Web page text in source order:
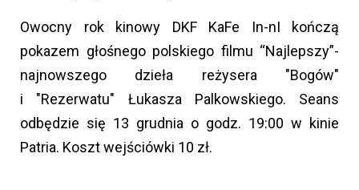
Owocny rok kinowy DKF KaFe In-nI kończą
pokazem głośnego polskiego filmu “Najlepszy”-
najnowszego dzieła reżysera "Bogów"
i "Rezerwatu" Łukasza Palkowskiego. Seans
odbędzie się 13 grudnia o godz. 19:00 w kinie
Patria. Koszt wejściówki 10 zł.